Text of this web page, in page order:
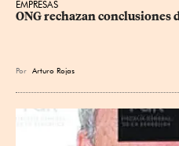
EMPRESAS
ONG rechazan conclusiones
Por Arturo Rojas